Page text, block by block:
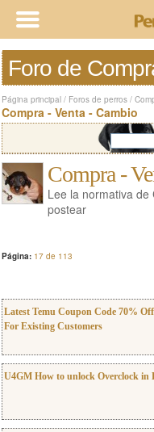
Foro de
Página principal / Foros de perros /
Compra - Venta - Cambio
Compra -
Lee la normativa
postear
Página: 17 de 113
Latest Temu Coupon Code 70%
For Existing Customers
U4GM How to unlock Overclock in